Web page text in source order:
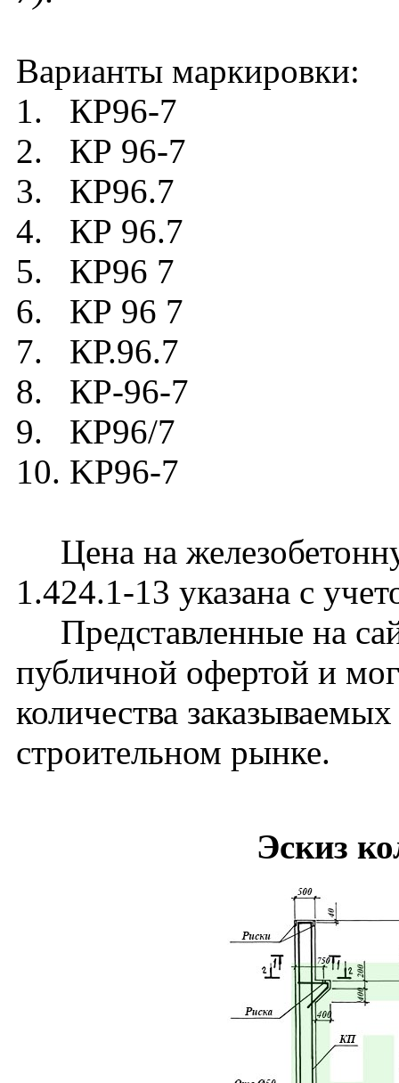
Варианты маркировки:
1. КР96-7
2. КР 96-7
3. КР96.7
4. КР 96.7
5. КР96 7
6. КР 96 7
7. КР.96.7
8. КР-96-7
9. КР96/7
10. KP96-7
Цена на
1.424.1-13 указана с
Представленные на
публичной офертой и
количества
строительном рынке.
Эскиз